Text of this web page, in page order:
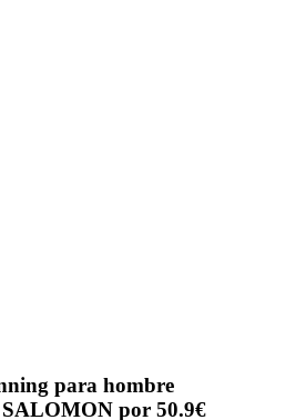
para hombre
por 50.9€